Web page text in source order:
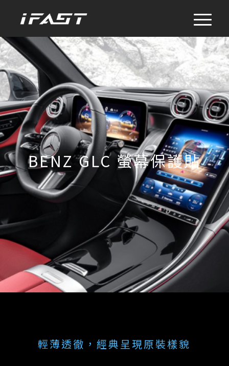
BENZ GLC 螢幕保護貼
輕薄透徹，經典呈現原裝樣貌